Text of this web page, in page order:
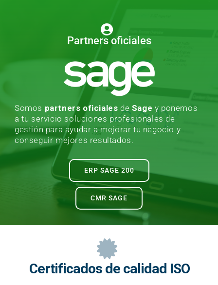
Partners oficiales
Somos partners oficiales de Sage y ponemos
a tu servicio soluciones profesionales de
gestión para ayudar a mejorar tu negocio y
conseguir mejores resultados.
ERP SAGE 200
CMR SAGE
Certificados de calidad ISO